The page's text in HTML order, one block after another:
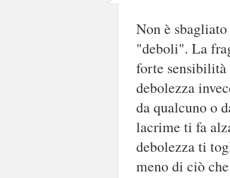
Non è
"deboli". La
forte
debolezza
da qualcuno o
lacrime ti fa
debolezza ti
meno di ciò